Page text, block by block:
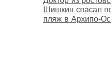
Шишкин спасал
пляж в